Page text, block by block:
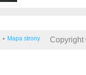
Mapa strony